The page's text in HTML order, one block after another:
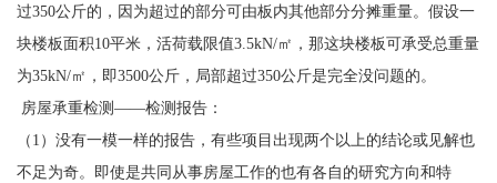
过350公斤的，因为超过的部分可由板内其他部分分摊重量。假设一
块楼板面积10平米，活荷载限值3.5kN/㎡，那这块楼板可承受总重量
为35kN/㎡，即3500公斤，局部超过350公斤是完全没问题的。
房屋承重检测——检测报告：
（1）没有一模一样的报告，有些项目出现两个以上的结论或见解也
不足为奇。即使是共同从事房屋工作的也有各自的研究方向和特